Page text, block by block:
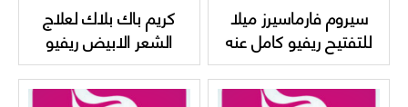
سيروم فارماسيرز ميلا
للتفتيح ريفيو كامل عنه
واسعاره Pharmaceris
Mela Whitening
كريم باك بلاك لعلاج
الشعر الابيض ريفيو
كامل عنه New back
black cream